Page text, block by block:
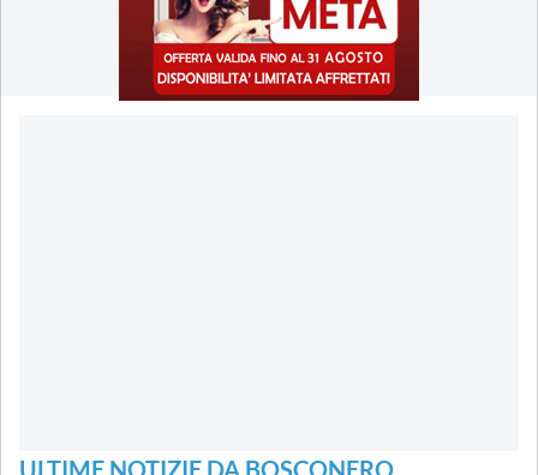
ULTIME NOTIZIE DA BOSCONERO